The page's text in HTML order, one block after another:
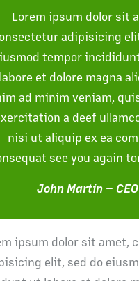
Lorem ipsum dolor sit
adipisicing
tempor
labore et dolore magna
ad minim veniam,
a deef
nisi ut aliquip ex ea
see you again
John Martin – CEO
ipsum dolor sit amet,
elit, sed do